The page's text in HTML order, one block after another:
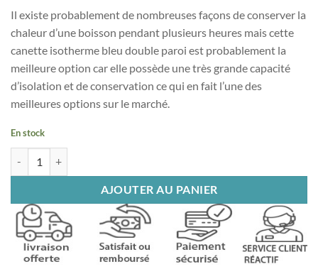
Il existe probablement de nombreuses façons de conserver la
chaleur d’une boisson pendant plusieurs heures mais cette
canette isotherme bleu double paroi est probablement la
meilleure option car elle possède une très grande capacité
d’isolation et de conservation ce qui en fait l’une des
meilleures options sur le marché.
En stock
AJOUTER AU PANIER